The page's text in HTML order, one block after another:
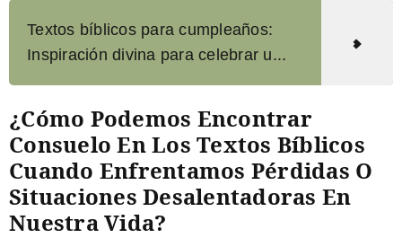
Textos bíblicos para cumpleaños:
Inspiración divina para celebrar u...
¿Cómo Podemos Encontrar
Consuelo En Los Textos Bíblicos
Cuando Enfrentamos Pérdidas O
Situaciones Desalentadoras En
Nuestra Vida?